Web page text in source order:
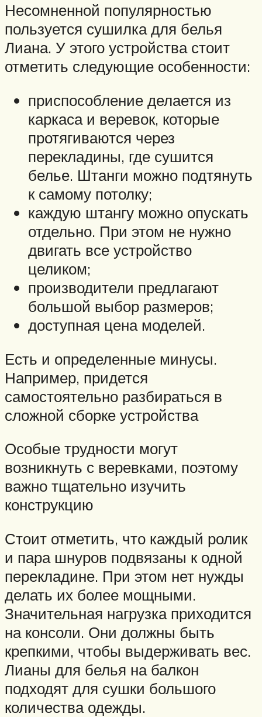
Несомненной популярностью
пользуется сушилка для белья
Лиана. У этого устройства стоит
отметить следующие особенности:
приспособление делается из
каркаса и веревок, которые
протягиваются через
перекладины, где сушится
белье. Штанги можно подтянуть
к самому потолку;
каждую штангу можно опускать
отдельно. При этом не нужно
двигать все устройство
целиком;
производители предлагают
большой выбор размеров;
доступная цена моделей.
Есть и определенные минусы.
Например, придется
самостоятельно разбираться в
сложной сборке устройства
Особые трудности могут
возникнуть с веревками, поэтому
важно тщательно изучить
конструкцию
Стоит отметить, что каждый ролик
и пара шнуров подвязаны к одной
перекладине. При этом нет нужды
делать их более мощными.
Значительная нагрузка приходится
на консоли. Они должны быть
крепкими, чтобы выдерживать вес.
Лианы для белья на балкон
подходят для сушки большого
количества одежды.